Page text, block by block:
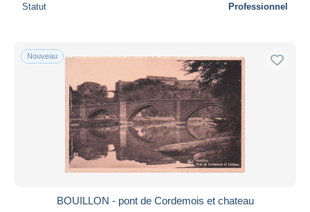
Statut Professionnel
Nouveau
BOUILLON - pont de Cordemois et chateau